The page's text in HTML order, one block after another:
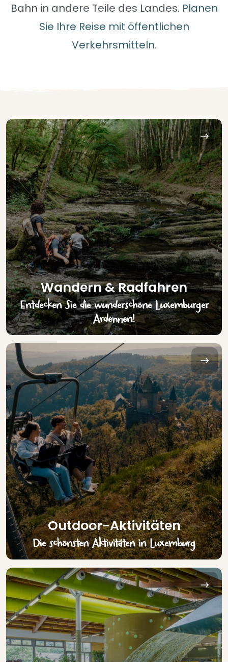
Bahn in andere Teile des Landes. Planen
Sie Ihre Reise mit öffentlichen
Verkehrsmitteln.
Wandern & Radfahren
Entdecken Sie die wunderschöne Luxemburger
Ardennen!
Outdoor-Aktivitäten
Die schönsten Aktivitäten in Luxemburg